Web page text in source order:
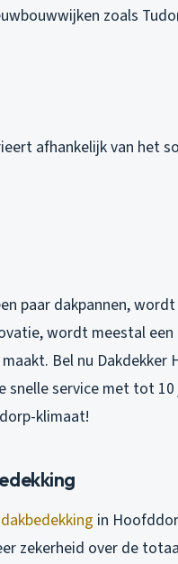
zoals
afhankelijk van het
paar dakpannen,
wordt meestal
Bel nu Dakdekker
snelle service met tot
klimaat!
dakbedekking in
zekerheid over de